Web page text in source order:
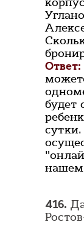
Ответ:
будет
нашем
416.